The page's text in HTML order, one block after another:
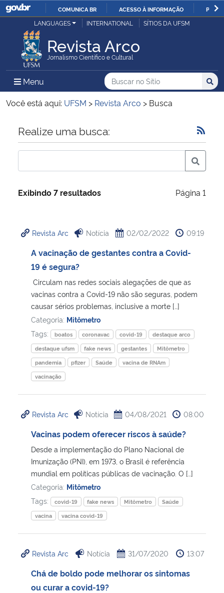
IR
O
COMUNICA BR ACESSO À INFORMAÇÃO
Ministério da Justiça e Segurança Pública
Ministério da Defesa
Ministério das Relações Exteriores
Ministério da Economia
Ministério da Infraestrutura
Ministério da Cidadania
Ministério de Minas e Energia
Ministério da Ciência, Tecnologia, Inovações e Comunicações
Ministério do Meio Ambiente
Ministério do Turismo
Controladoria-Geral da União
Ministério da Mulher, da Família e dos Direitos Humanos
Secretaria-Geral
Secretaria de Governo
Advocacia-Geral da União
Banco Central do Brasil
LANGUAGES INTERNATIONAL SÍTIOS DA UFSM
Revista Arco
Jornalismo Científico e Cultural
Menu Menu Principal do Sítio
Busca
Buscar no no Sítio
Busca:
Você está aqui: UFSM > Revista Arco > Busca
Início do conteúdo
Realize uma busca:
Exibindo 7 resultados Página 1
Revista Arc Notícia 02/02/2022 09:19
A vacinação de gestantes contra a Covid-
19 é segura?
Circulam nas redes sociais alegações de que as
vacinas contra a Covid-19 não são seguras, podem
causar sérios problemas, inclusive a morte […]
Categoria: Mitômetro
Tags:
boatos coronavac covid-19
destaque arco
destaque ufsm
fake news gestantes
Mitômetro
pandemia
pfizer Saúde
vacina de RNAm
vacinação
Revista Arc Notícia 04/08/2021 08:00
Vacinas podem oferecer riscos à saúde?
Desde a implementação do Plano Nacional de
Imunização (PNI), em 1973, o Brasil é referência
mundial em políticas públicas de vacinação. O […]
Categoria: Mitômetro
Tags:
covid-19 fake news Mitômetro
Saúde
vacina
vacina covid-19
Revista Arc Notícia 31/07/2020 13:07
Chá de boldo pode melhorar os sintomas
ou curar a covid-19?